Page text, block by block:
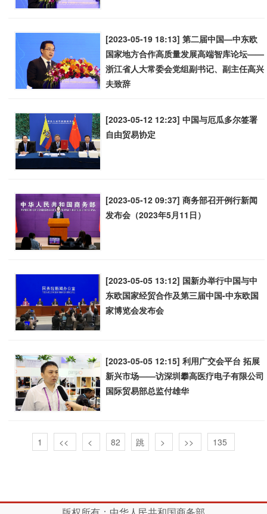
[2023-05-19 18:13] 第二届中国—中东欧
国家地方合作高质量发展高端智库论坛——
浙江省人大常委会党组副书记、副主任高兴
夫致辞
[2023-05-12 12:23] 中国与厄瓜多尔签署
自由贸易协定
[2023-05-12 09:37] 商务部召开例行新闻
发布会（2023年5月11日）
[2023-05-05 13:12] 国新办举行中国与中
东欧国家经贸合作及第三届中国-中东欧国
家博览会发布会
[2023-05-05 12:15] 利用广交会平台 拓展
新兴市场——访深圳攀高医疗电子有限公司
国际贸易部总监付雄华
1 << < > >> 135